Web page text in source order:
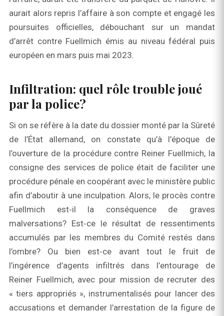
aurait alors repris l’affaire à son compte et engagé les
poursuites officielles, débouchant sur un mandat
d’arrêt contre Fuellmich émis au niveau fédéral puis
européen en mars puis mai 2023.
Infiltration: quel rôle trouble joué
par la police?
Si on se réfère à la date du dossier monté par la Sûreté
de l’État allemand, on constate qu’à l’époque de
l’ouverture de la procédure contre Reiner Fuellmich, la
consigne des services de police était de faciliter une
procédure pénale en coopérant avec le ministère public
afin d’aboutir à une inculpation. Alors, le procès contre
Fuellmich est‑il la conséquence de graves
malversations? Est‑ce le résultat de ressentiments
accumulés par les membres du Comité restés dans
l’ombre? Ou bien est‑ce avant tout le fruit de
l’ingérence d’agents infiltrés dans l’entourage de
Reiner Fuellmich, avec pour mission de recruter des
« tiers appropriés », instrumentalisés pour lancer des
accusations et demander l’arrestation de la figure de